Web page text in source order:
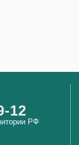
12
РФ